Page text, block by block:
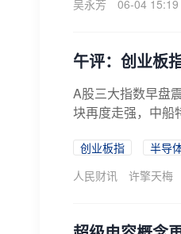
吴永芳 06-04 15:19
午评：创业板
A股三大指数早盘
块再度走强，中船
创业板指 半导
人民财讯
许擎天梅